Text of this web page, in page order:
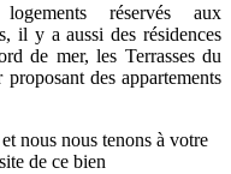
réservés aux
il y a aussi des résidences
de mer, les Terrasses du
des appartements
nous nous tenons à votre
de ce bien